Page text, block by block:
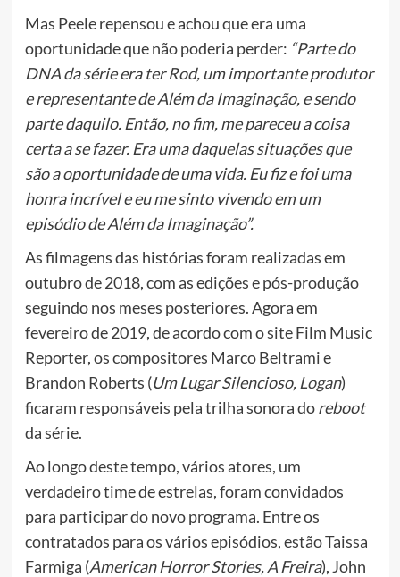
Mas Peele repensou e achou que era uma
oportunidade que não poderia perder: “Parte do
DNA da série era ter Rod, um importante produtor
e representante de Além da Imaginação, e sendo
parte daquilo. Então, no fim, me pareceu a coisa
certa a se fazer. Era uma daquelas situações que
são a oportunidade de uma vida. Eu fiz e foi uma
honra incrível e eu me sinto vivendo em um
episódio de Além da Imaginação”.
As filmagens das histórias foram realizadas em
outubro de 2018, com as edições e pós-produção
seguindo nos meses posteriores. Agora em
fevereiro de 2019, de acordo com o site Film Music
Reporter, os compositores Marco Beltrami e
Brandon Roberts (Um Lugar Silencioso, Logan)
ficaram responsáveis pela trilha sonora doreboot
da série.
Ao longo deste tempo, vários atores, um
verdadeiro time de estrelas, foram convidados
para participar do novo programa. Entre os
contratados para os vários episódios, estão Taissa
Farmiga (American Horror Stories, A Freira), John